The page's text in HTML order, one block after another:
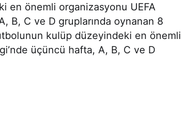
en önemli organizasyonu UEFA
B, C ve D gruplarında oynanan 8
kulüp düzeyindeki en önemli
üçüncü hafta, A, B, C ve D